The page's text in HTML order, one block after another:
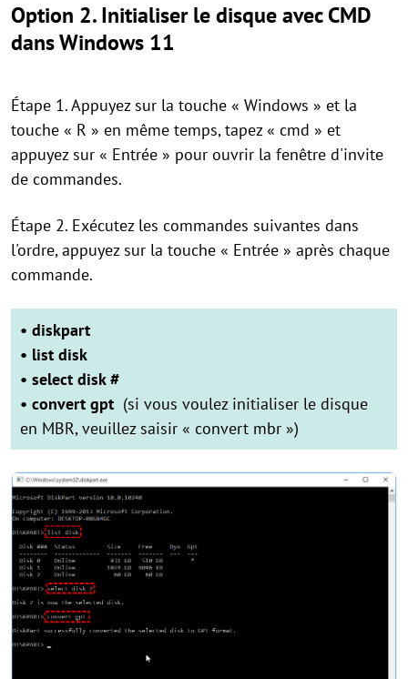
Option 2. Initialiser le disque avec CMD
dans Windows 11
Étape 1. Appuyez sur la touche « Windows » et la
touche « R » en même temps, tapez « cmd » et
appuyez sur « Entrée » pour ouvrir la fenêtre d'invite
de commandes.
Étape 2. Exécutez les commandes suivantes dans
l'ordre, appuyez sur la touche « Entrée » après chaque
commande.
• diskpart
• list disk
• select disk #
• convert gpt (si vous voulez initialiser le disque
en MBR, veuillez saisir « convert mbr »)